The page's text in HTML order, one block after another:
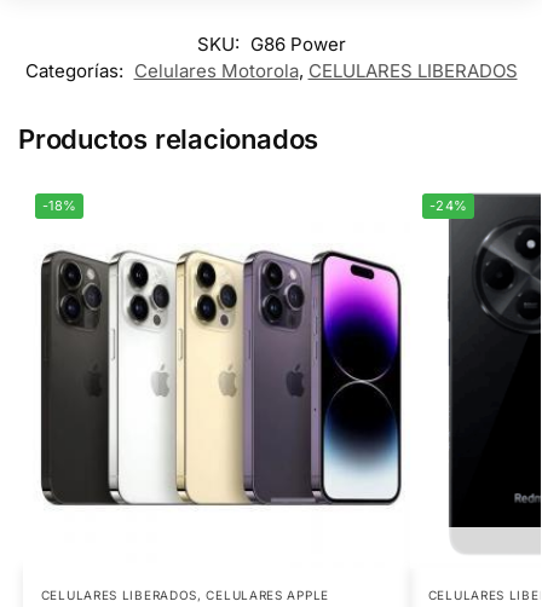
SKU: G86 Power
Categorías: Celulares Motorola, CELULARES LIBERADOS
Productos relacionados
-18%
CELULARES LIBERADOS,CELULARES APPLE
-24%
CELULARES